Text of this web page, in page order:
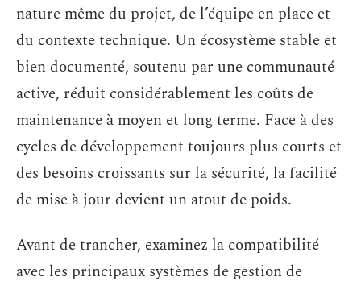
nature même du projet, de l’équipe en place et
du contexte technique. Un écosystème stable et
bien documenté, soutenu par une communauté
active, réduit considérablement les coûts de
maintenance à moyen et long terme. Face à des
cycles de développement toujours plus courts et
des besoins croissants sur la sécurité, la facilité
de mise à jour devient un atout de poids.
Avant de trancher, examinez la compatibilité
avec les principaux systèmes de gestion de